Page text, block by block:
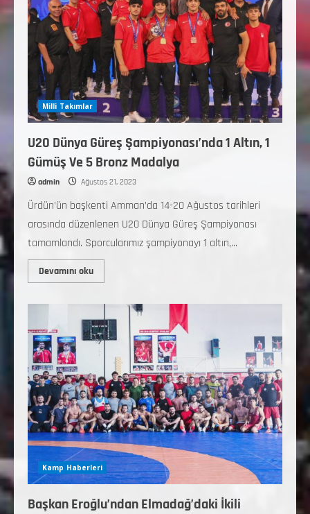
Milli Takımlar
U20 Dünya Güreş Şampiyonası’nda 1 Altın, 1
Gümüş Ve 5 Bronz Madalya
admin Ağustos 21, 2023
Ürdün’ün başkenti Amman’da 14-20 Ağustos tarihleri
arasında düzenlenen U20 Dünya Güreş Şampiyonası
tamamlandı. Sporcularımız şampiyonayı 1 altın,...
Devamını oku
Kamp Haberleri
Başkan Eroğlu’ndan Elmadağ’daki İkili